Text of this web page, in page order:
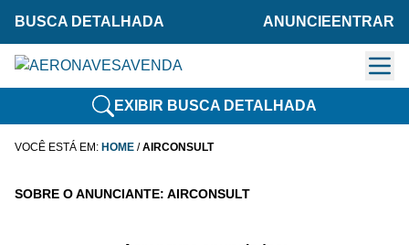
BUSCA DETALHADA ANUNCIE ENTRAR
EXIBIR BUSCA DETALHADA
VOCÊ ESTÁ EM: HOME /AIRCONSULT
SOBRE O ANUNCIANTE: AIRCONSULT